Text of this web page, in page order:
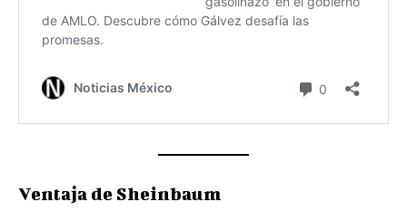
Ventaja de Sheinbaum